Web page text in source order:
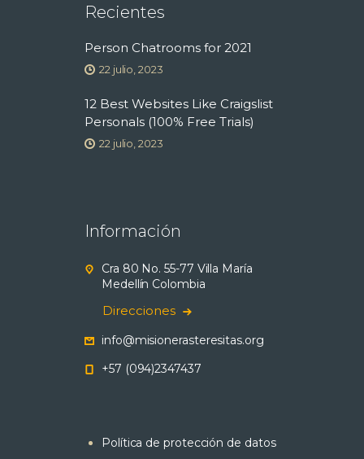
Recientes
Person Chatrooms for 2021
22 julio, 2023
12 Best Websites Like Craigslist
Personals (100% Free Trials)
22 julio, 2023
Información
Cra 80 No. 55-77 Villa María
Medellín Colombia
Direcciones
info@misionerasteresitas.org
+57 (094)2347437
Política de protección de datos